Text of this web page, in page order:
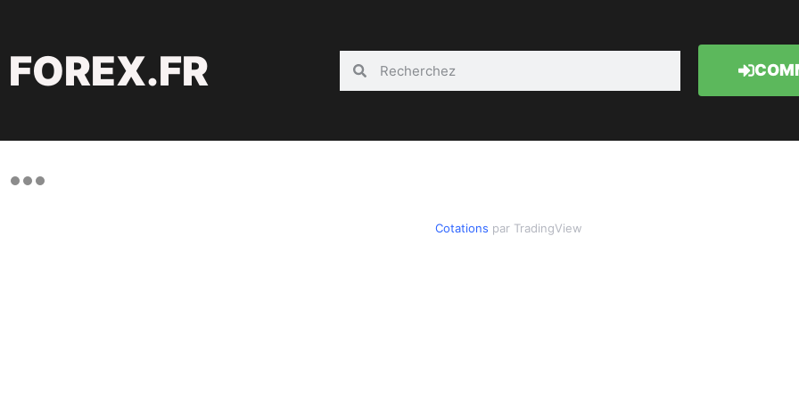
FOREX.FR
Cotations par TradingView